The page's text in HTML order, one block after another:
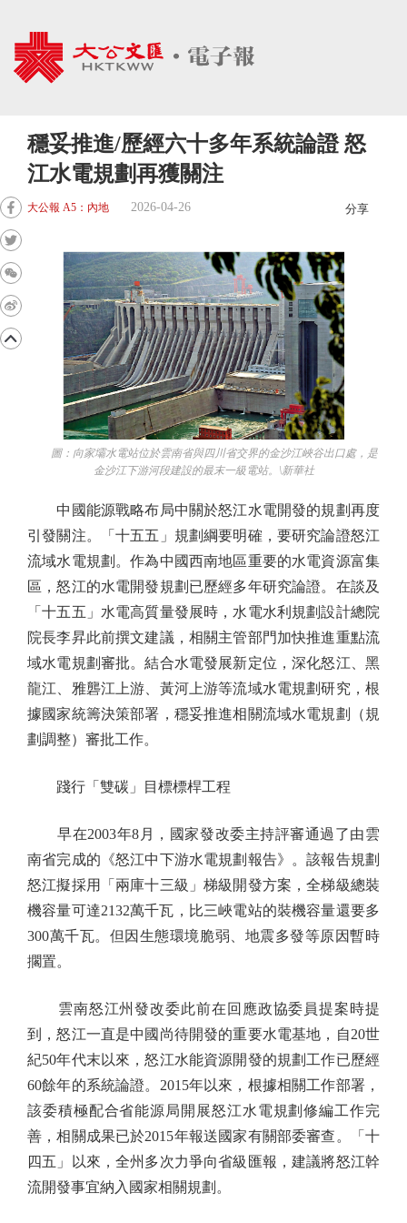
穩妥推進/歷經六十多年系統論證 怒
江水電規劃再獲關注
大公報 A5：內地 2026-04-26 分享
圖：向家壩水電站位於雲南省與四川省交界的金沙江峽谷出口處，是
金沙江下游河段建設的最末一級電站。\新華社
中國能源戰略布局中關於怒江水電開發的規劃再度
引發關注。「十五五」規劃綱要明確，要研究論證怒江
流域水電規劃。作為中國西南地區重要的水電資源富集
區，怒江的水電開發規劃已歷經多年研究論證。在談及
「十五五」水電高質量發展時，水電水利規劃設計總院
院長李昇此前撰文建議，相關主管部門加快推進重點流
域水電規劃審批。結合水電發展新定位，深化怒江、黑
龍江、雅礱江上游、黃河上游等流域水電規劃研究，根
據國家統籌決策部署，穩妥推進相關流域水電規劃（規
劃調整）審批工作。
踐行「雙碳」目標標桿工程
早在2003年8月，國家發改委主持評審通過了由雲
南省完成的《怒江中下游水電規劃報告》。該報告規劃
怒江擬採用「兩庫十三級」梯級開發方案，全梯級總裝
機容量可達2132萬千瓦，比三峽電站的裝機容量還要多
300萬千瓦。但因生態環境脆弱、地震多發等原因暫時
擱置。
雲南怒江州發改委此前在回應政協委員提案時提
到，怒江一直是中國尚待開發的重要水電基地，自20世
紀50年代末以來，怒江水能資源開發的規劃工作已歷經
60餘年的系統論證。2015年以來，根據相關工作部署，
該委積極配合省能源局開展怒江水電規劃修編工作完
善，相關成果已於2015年報送國家有關部委審查。「十
四五」以來，全州多次力爭向省級匯報，建議將怒江幹
流開發事宜納入國家相關規劃。